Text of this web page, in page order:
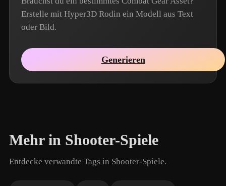
Erstelle mit Hyper3D Rodin ein Modell aus Text
oder Bild.
Generieren
Mehr in Shooter-Spiele
Entdecke verwandte Tags in Shooter-Spiele.